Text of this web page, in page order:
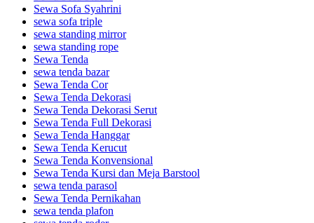
Sewa Sofa Syahrini
sewa sofa triple
sewa standing mirror
sewa standing rope
Sewa Tenda
sewa tenda bazar
Sewa Tenda Cor
Sewa Tenda Dekorasi
Sewa Tenda Dekorasi Serut
Sewa Tenda Full Dekorasi
Sewa Tenda Hanggar
Sewa Tenda Kerucut
Sewa Tenda Konvensional
Sewa Tenda Kursi dan Meja Barstool
sewa tenda parasol
Sewa Tenda Pernikahan
sewa tenda plafon